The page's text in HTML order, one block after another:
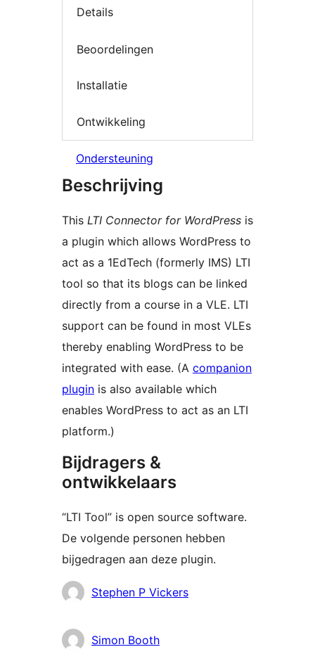
Details
Beoordelingen
Installatie
Ontwikkeling
Ondersteuning
Beschrijving
This LTI Connector for WordPress is
a plugin which allows WordPress to
act as a 1EdTech (formerly IMS) LTI
tool so that its blogs can be linked
directly from a course in a VLE. LTI
support can be found in most VLEs
thereby enabling WordPress to be
integrated with ease. (A companion
plugin is also available which
enables WordPress to act as an LTI
platform.)
Bijdragers &
ontwikkelaars
“LTI Tool” is open source software.
De volgende personen hebben
bijgedragen aan deze plugin.
BijdragersStephen P Vickers
Simon Booth